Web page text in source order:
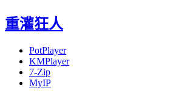
重灌狂人
PotPlayer
KMPlayer
7-Zip
MyIP